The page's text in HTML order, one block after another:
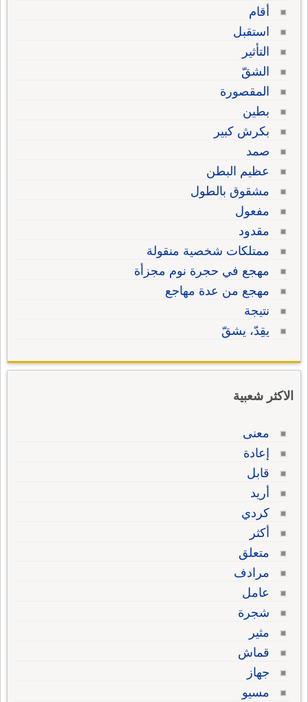
أقام
استقبل
التأثير
الشقّ
المقصورة
بطين
بكرش كبير
صمد
عظيم البطن
مشقوق بالطول
مفعول
مقدود
ممتلكات شخصية منقولة
مهجع في حجرة نوم مجزأة
مهجع من عدة مهاجع
نتيجة
يقِدّ، يشقّ
الاكثر شعبية
معنى
إعادة
قابل
أريد
كردي
أكثر
متعلق
مرادف
عامل
شجرة
مثير
قماش
جهاز
مسيو